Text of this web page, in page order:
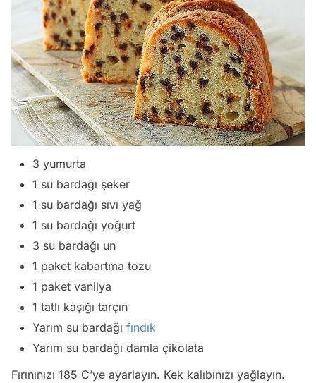
3 yumurta
1 su bardağı şeker
1 su bardağı sıvı yağ
1 su bardağı yoğurt
3 su bardağı un
1 paket kabartma tozu
1 paket vanilya
1 tatlı kaşığı tarçın
Yarım su bardağı fındık
Yarım su bardağı damla çikolata
Fırınınızı 185 C’ye ayarlayın. Kek kalıbınızı yağlayın.